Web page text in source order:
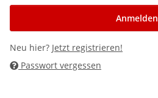
Anmelden
Neu hier? Jetzt registrieren!
Passwort vergessen